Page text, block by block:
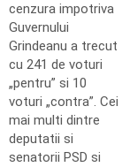
cenzura impotriva
Guvernului
Grindeanu a trecut
cu 241 de voturi
„pentru” si 10
voturi „contra”. Cei
mai multi dintre
deputatii si
senatorii PSD si